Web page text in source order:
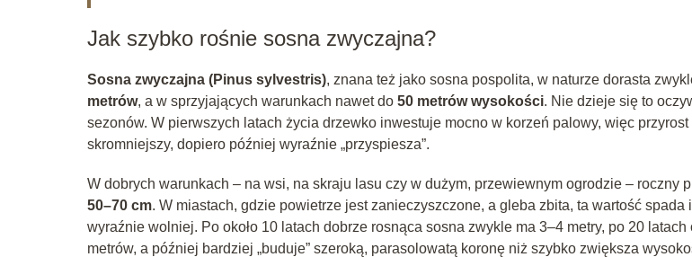
Jak szybko rośnie sosna zwyczajna?
Sosna zwyczajna (Pinus sylvestris), znana też jako sosna pospolita, w naturze dorasta
metrów, a w sprzyjających warunkach nawet do 50 metrów wysokości. Nie dzieje się to
sezonów. W pierwszych latach życia drzewko inwestuje mocno w korzeń palowy, więc
skromniejszy, dopiero później wyraźnie „przyspiesza”.
W dobrych warunkach – na wsi, na skraju lasu czy w dużym, przewiewnym ogrodzie – roczny
50–70 cm. W miastach, gdzie powietrze jest zanieczyszczone, a gleba zbita, ta wartość spada
wyraźnie wolniej. Po około 10 latach dobrze rosnąca sosna zwykle ma 3–4 metry, po 20
metrów, a później bardziej „buduje” szeroką, parasolowatą koronę niż szybko zwiększa